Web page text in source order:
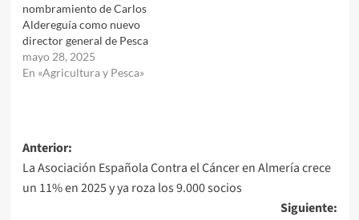
nombramiento de Carlos
Aldereguía como nuevo
director general de Pesca
mayo 28, 2025
En «Agricultura y Pesca»
Navegación
de
entradas
Anterior:
La Asociación Española Contra el Cáncer en Almería crece
un 11% en 2025 y ya roza los 9.000 socios
Siguiente: